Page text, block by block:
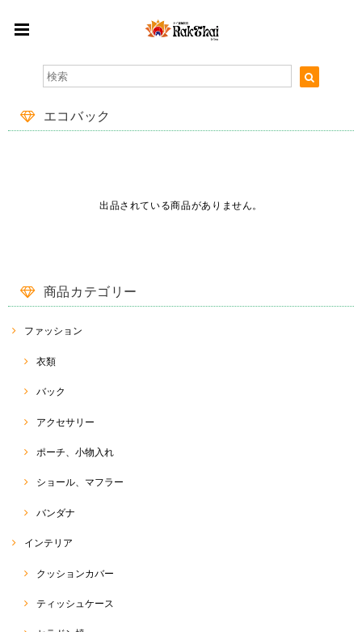
エコバック
出品されている商品がありません。
商品カテゴリー
ファッション
衣類
バック
アクセサリー
ポーチ、小物入れ
ショール、マフラー
バンダナ
インテリア
クッションカバー
ティッシュケース